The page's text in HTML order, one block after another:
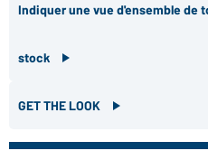
Indiquer une vue d'ensemble de
stock
GET THE LOOK